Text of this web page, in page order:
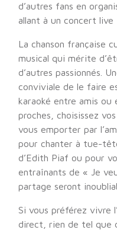
d’autres fans en
allant à un concert live
La chanson française
musical qui mérite
d’autres passionnés.
conviviale de le faire
karaoké entre amis ou
proches, choisissez
vous emporter par
pour chanter à tue-
d’Edith Piaf ou pour
entraînants de « Je
partage seront
Si vous préférez vivre
direct, rien de tel que